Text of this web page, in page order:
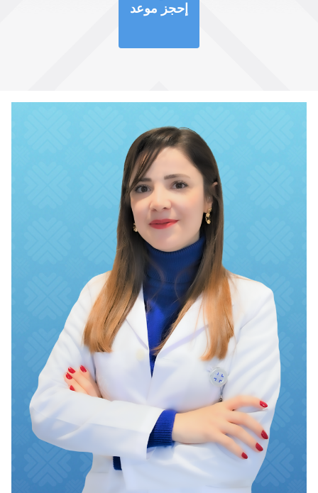
إحجز موعد